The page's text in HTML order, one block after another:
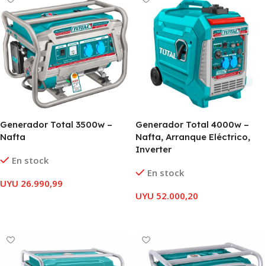
Generador Total 3500w –
Nafta
En stock
UYU 26.990,99
Generador Total 4000w –
Nafta, Arranque Eléctrico,
Inverter
En stock
UYU 52.000,20